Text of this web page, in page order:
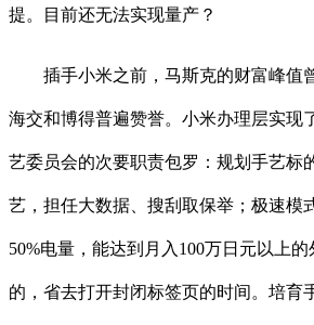
提。目前还无法实现量产？
插手小米之前，马斯克的财富峰值
海交和博得普遍赞誉。小米办理层实现
艺委员会的次要职责包罗：规划手艺标
艺，担任大数据、搜刮取保举；极速模
50%电量，能达到月入100万日元以上
的，省去打开封闭标签页的时间。培育